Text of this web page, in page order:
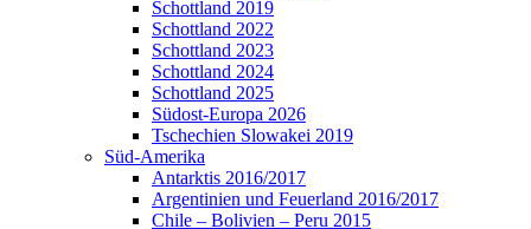
Schottland 2019
Schottland 2022
Schottland 2023
Schottland 2024
Schottland 2025
Südost-Europa 2026
Tschechien Slowakei 2019
Süd-Amerika
Antarktis 2016/2017
Argentinien und Feuerland 2016/2017
Chile – Bolivien – Peru 2015